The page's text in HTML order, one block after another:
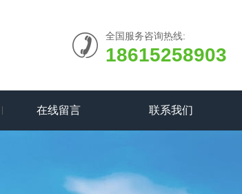
全国服务咨询热线:
18615258903
在线留言 联系我们